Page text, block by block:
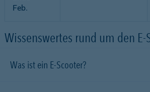
Feb.
Wissenswertes rund um den E-
Was ist ein E-Scooter?